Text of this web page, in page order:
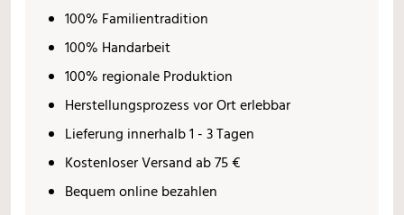
100% Familientradition
100% Handarbeit
100% regionale Produktion
Herstellungsprozess vor Ort erlebbar
Lieferung innerhalb 1 - 3 Tagen
Kostenloser Versand ab 75 €
Bequem online bezahlen